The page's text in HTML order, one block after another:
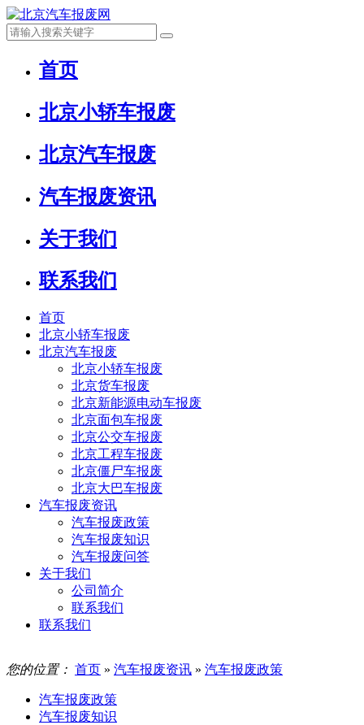
首页
北京小轿车报废
北京汽车报废
汽车报废资讯
关于我们
联系我们
首页
北京小轿车报废
北京汽车报废
北京小轿车报废
北京货车报废
北京新能源电动车报废
北京面包车报废
北京公交车报废
北京工程车报废
北京僵尸车报废
北京大巴车报废
汽车报废资讯
汽车报废政策
汽车报废知识
汽车报废问答
关于我们
公司简介
联系我们
联系我们
您的位置： 首页 » 汽车报废资讯 » 汽车报废政策
汽车报废政策
汽车报废知识